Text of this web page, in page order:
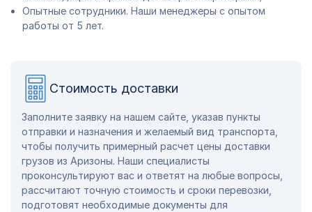
Опытные сотрудники. Наши менеджеры с опытом
работы от 5 лет.
Стоимость доставки
Заполните заявку на нашем сайте, указав пункты
отправки и назначения и желаемый вид транспорта,
чтобы получить примерный расчет цены доставки
грузов из Аризоны. Наши специалисты
проконсультируют вас и ответят на любые вопросы,
рассчитают точную стоимость и сроки перевозки,
подготовят необходимые документы для